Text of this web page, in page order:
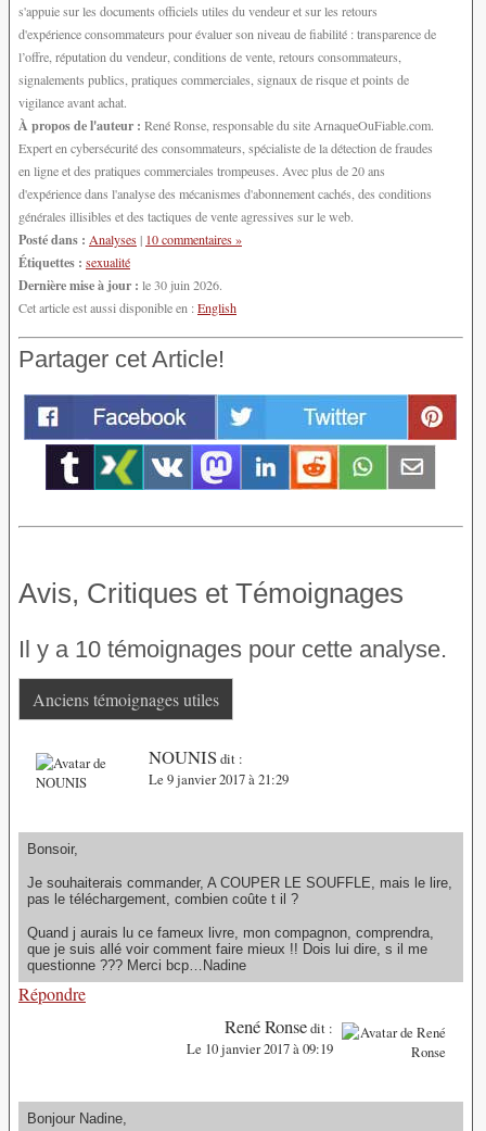
s'appuie sur les documents officiels utiles du vendeur et sur les retours
d'expérience consommateurs pour évaluer son niveau de fiabilité : transparence de
l’offre, réputation du vendeur, conditions de vente, retours consommateurs,
signalements publics, pratiques commerciales, signaux de risque et points de
vigilance avant achat.
À propos de l'auteur : René Ronse, responsable du site ArnaqueOuFiable.com.
Expert en cybersécurité des consommateurs, spécialiste de la détection de fraudes
en ligne et des pratiques commerciales trompeuses. Avec plus de 20 ans
d'expérience dans l'analyse des mécanismes d'abonnement cachés, des conditions
générales illisibles et des tactiques de vente agressives sur le web.
Posté dans : Analyses| 10 commentaires »
Étiquettes : sexualité
Dernière mise à jour : le 30 juin 2026.
Cet article est aussi disponible en :English
Partager cet Article!
Avis, Critiques et Témoignages
Il y a 10 témoignages pour cette analyse.
Anciens témoignages utiles
NOUNIS dit :
Le 9 janvier 2017 à 21:29
Bonsoir,
Je souhaiterais commander, A COUPER LE SOUFFLE, mais le lire,
pas le téléchargement, combien coûte t il ?
Quand j aurais lu ce fameux livre, mon compagnon, comprendra,
que je suis allé voir comment faire mieux !! Dois lui dire, s il me
questionne ??? Merci bcp…Nadine
Répondre
René Ronsedit :
Le 10 janvier 2017 à 09:19
Bonjour Nadine,